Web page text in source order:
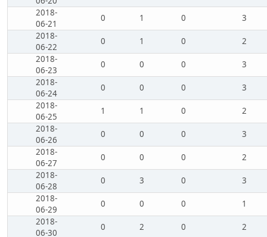
2018-
06-21
0 1 0
3
2018-
06-22
0 1 0
2
2018-
06-23
0 0 0
3
2018-
06-24
0 0 0
3
2018-
06-25
1 1 0
2
2018-
06-26
0 0 0
3
2018-
06-27
0 0 0
2
2018-
06-28
0 3 0
3
2018-
06-29
0 0 0
1
2018-
06-30
0 2 0
2